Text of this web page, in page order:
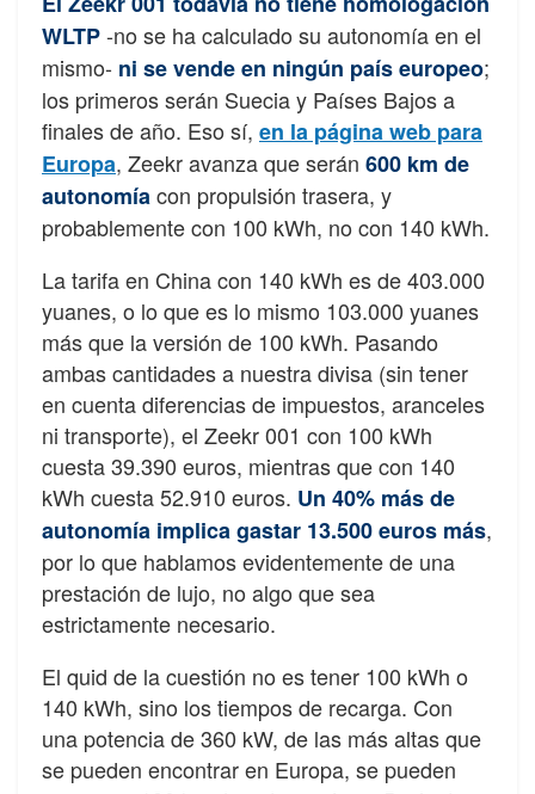
WLTP-no se ha calculado su autonomía en el
mismo- ni se vende en ningún país europeo;
los primeros serán Suecia y Países Bajos a
finales de año. Eso sí, en la página web para
Europa, Zeekr avanza que serán 600 km de
autonomíacon propulsión trasera, y
probablemente con 100 kWh, no con 140 kWh.
La tarifa en China con 140 kWh es de 403.000
yuanes, o lo que es lo mismo 103.000 yuanes
más que la versión de 100 kWh. Pasando
ambas cantidades a nuestra divisa (sin tener
en cuenta diferencias de impuestos, aranceles
ni transporte), el Zeekr 001 con 100 kWh
cuesta 39.390 euros, mientras que con 140
kWh cuesta 52.910 euros. Un 40% más de
autonomía implica gastar 13.500 euros más,
por lo que hablamos evidentemente de una
prestación de lujo, no algo que sea
estrictamente necesario.
El quid de la cuestión no es tener 100 kWh o
140 kWh, sino los tiempos de recarga. Con
una potencia de 360 kW, de las más altas que
se pueden encontrar en Europa, se pueden